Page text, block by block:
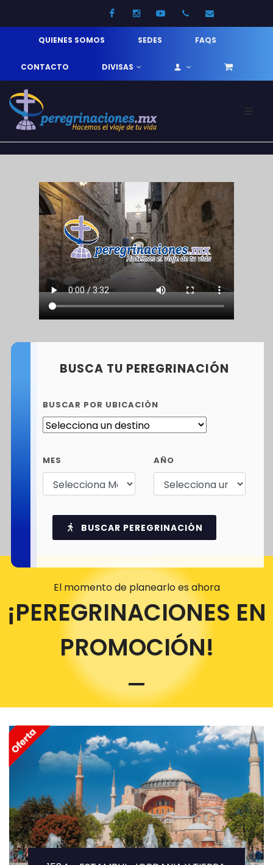
FacebookInstagramYoutube52 33 31210744
QUIENES SOMOS SEDES FAQS
CONTACTO DIVISAS
BUSCA TU PEREGRINACIÓN
BUSCAR POR UBICACIÓN
MES AÑO
BUSCAR PEREGRINACIÓN
El momento de planearlo es ahora
¡PEREGRINACIONES EN
PROMOCIÓN!